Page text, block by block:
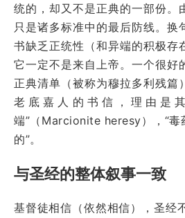
统的，却又不是正典的一部份。
只是诸多标准中的最后防线。换
书缺乏正统性（和异端的积极存
它一定不是来自上帝。一个很好
正典清单（被称为穆拉多利残篇
老底嘉人的书信，理由是
端”（Marcionite heresy），“毒
的”。
与圣经的整体叙事一致
基督徒相信（依然相信），圣经